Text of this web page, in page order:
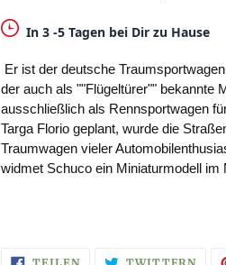
In 3 -5 Tagen bei Dir zu Hause
Er ist der deutsche
der auch als ""Flügeltürer"" bekannte
ausschließlich als Rennsportwagen
Targa Florio geplant, wurde die
Traumwagen vieler
widmet Schuco ein Miniaturmodell im
AUF
AUF